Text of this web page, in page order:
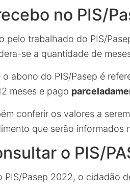
no PIS/
pelo trabalhado do PIS/
se a quantidade de
abono do PIS/Pasep é
meses e pago
conferir os valores a
que serão informados
o PIS/
PIS/Pasep 2022, o cidadão